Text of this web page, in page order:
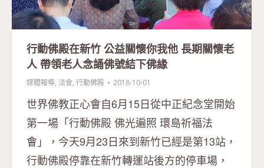
行動佛殿在新竹 公益關懷你我他 長期關懷老
人 帶領老人念誦佛號結下佛緣
媒體報導, 法會, 行動佛殿 2018-10-01
世界佛教正心會自6月15日從中正紀念堂開始
第一場「行動佛殿 佛光遍照 環島祈福法
會」，今天9月23日來到新竹已經是第13站，
行動佛殿停靠在新竹轉運站後方的停車場，